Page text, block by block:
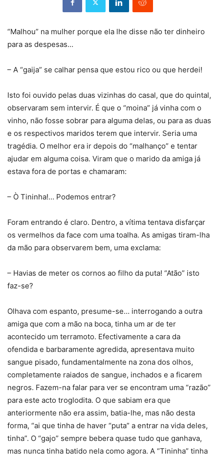
“Malhou” na mulher porque ela lhe disse não ter dinheiro
para as despesas…
– A “gaija” se calhar pensa que estou rico ou que herdei!
Isto foi ouvido pelas duas vizinhas do casal, que do quintal,
observaram sem intervir. É que o “moina” já vinha com o
vinho, não fosse sobrar para alguma delas, ou para as duas
e os respectivos maridos terem que intervir. Seria uma
tragédia. O melhor era ir depois do “malhanço” e tentar
ajudar em alguma coisa. Viram que o marido da amiga já
estava fora de portas e chamaram:
– Ò Tininha!… Podemos entrar?
Foram entrando é claro. Dentro, a vítima tentava disfarçar
os vermelhos da face com uma toalha. As amigas tiram-lha
da mão para observarem bem, uma exclama:
– Havias de meter os cornos ao filho da puta! “Atão” isto
faz-se?
Olhava com espanto, presume-se… interrogando a outra
amiga que com a mão na boca, tinha um ar de ter
acontecido um terramoto. Efectivamente a cara da
ofendida e barbaramente agredida, apresentava muito
sangue pisado, fundamentalmente na zona dos olhos,
completamente raiados de sangue, inchados e a ficarem
negros. Fazem-na falar para ver se encontram uma “razão”
para este acto troglodita. O que sabiam era que
anteriormente não era assim, batia-lhe, mas não desta
forma, “ai que tinha de haver “puta” a entrar na vida deles,
tinha”. O “gajo” sempre bebera quase tudo que ganhava,
mas nunca tinha batido nela como agora. A “Tininha” tinha